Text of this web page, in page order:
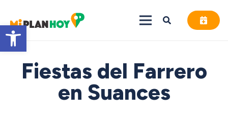
Abrir barra de herramientas
Fiestas del Farrero
en Suances